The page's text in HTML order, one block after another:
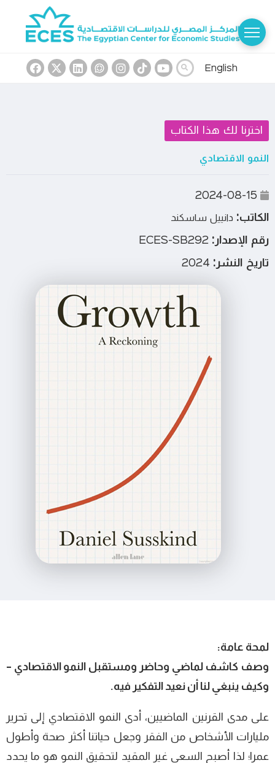
English
اخترنا لك هذا الكتاب
النمو الاقتصادي
الكاتب: دانييل ساسكند
رقم الإصدار:
تاريخ النشر:
لمحة عامة:
وصف كاشف لماضي وحاضر ومستقبل النمو الاقتصادي –
وكيف ينبغي لنا أن نعيد التفكير فيه.
على مدى القرنين الماضيين، أدى النمو الاقتصادي إلى تحرير
مليارات الأشخاص من الفقر وجعل حياتنا أكثر صحة وأطول
عمرا؛ لذا أصبح السعي غير المقيد لتحقيق النمو هو ما يحدد